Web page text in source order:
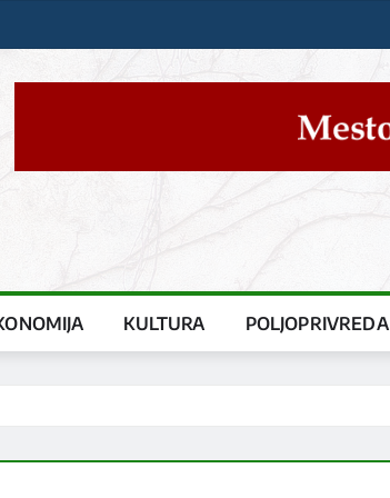
KULTURA POLJOPRIVREDA